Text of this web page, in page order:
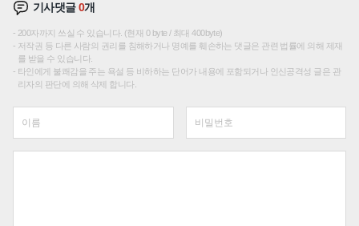
기사댓글0개
200자까지 쓰실 수 있습니다. (현재 0 byte / 최대 400byte)
저작권 등 다른 사람의 권리를 침해하거나 명예를 훼손하는 댓글은 관련 법률에 의해 제재
를 받을 수 있습니다.
타인에게 불쾌감을 주는 욕설 등 비하하는 단어가 내용에 포함되거나 인신공격성 글은 관
리자의 판단에 의해 삭제 합니다.